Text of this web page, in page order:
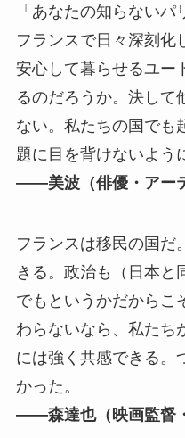
「あなたの知らないパ
フランスで⽇々深刻化
安⼼して暮らせるユー
るのだろうか。決して
ない。私たちの国でも
題に⽬を背けないよう
――美波（俳優・アー
フランスは移⺠の国だ
きる。政治も（⽇本と
でもというかだからこ
わらないなら、私たち
には強く共感できる。
かった。
――森達也（映画監督